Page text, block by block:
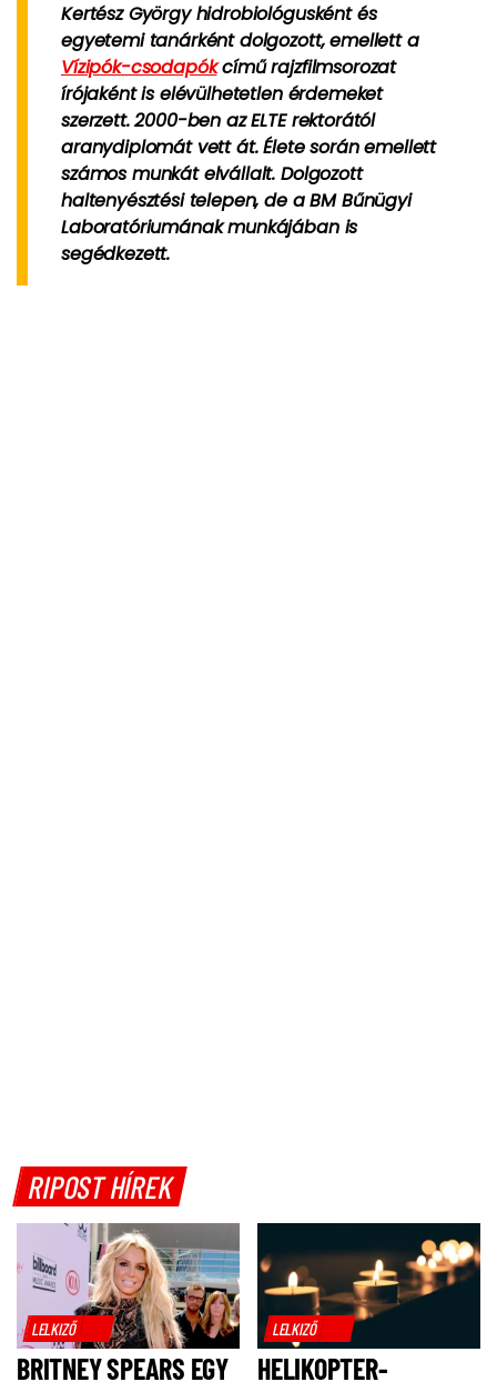
Kertész Györgyhidrobiológusként és
egyetemi tanárként dolgozott, emellett a
Vízipók-csodapókcímű rajzfilmsorozat
írójaként is elévülhetetlen érdemeket
szerzett. 2000-ben az ELTE rektorától
aranydiplomát vett át. Élete során emellett
számos munkát elvállalt. Dolgozott
haltenyésztési telepen, de a BM Bűnügyi
Laboratóriumának munkájában is
segédkezett.
RIPOST HÍREK
LELKIZŐ
BRITNEY SPEARS EGY
LELKIZŐ
HELIKOPTER-